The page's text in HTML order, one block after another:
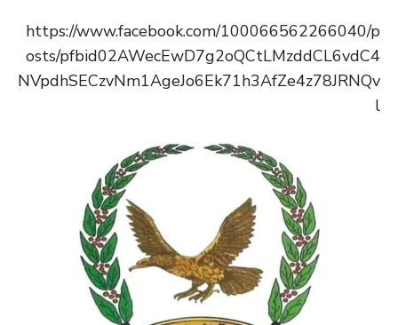
https://www.facebook.com/100066562266040/p
osts/pfbid02AWecEwD7g2oQCtLMzddCL6vdC4
NVpdhSECzvNm1AgeJo6Ek71h3AfZe4z78JRNQv
l